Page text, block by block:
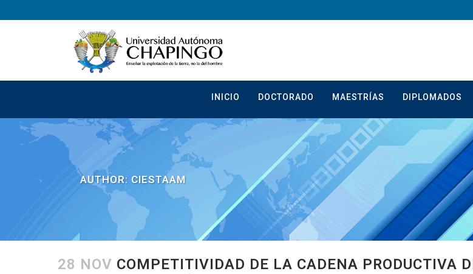
INICIO DOCTORADO MAESTRÍAS DIPLOMADOS
AUTHOR: CIESTAAM
28 NOV COMPETITIVIDAD DE LA CADENA PRODUCTIVA